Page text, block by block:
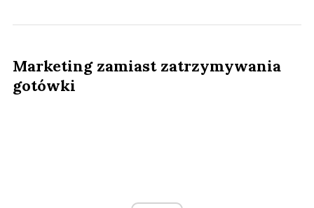
Marketing zamiast zatrzymywania
gotówki